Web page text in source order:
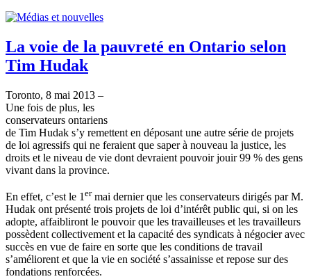
La voie de la pauvreté en Ontario selon
Tim Hudak
Toronto, 8 mai 2013 –
Une fois de plus, les
conservateurs ontariens
de Tim Hudak s’y remettent en déposant une autre série de projets
de loi agressifs qui ne feraient que saper à nouveau la justice, les
droits et le niveau de vie dont devraient pouvoir jouir 99 % des gens
vivant dans la province.
En effet, c’est le 1 ermai dernier que les conservateurs dirigés par M.
Hudak ont présenté trois projets de loi d’intérêt public qui, si on les
adopte, affaibliront le pouvoir que les travailleuses et les travailleurs
possèdent collectivement et la capacité des syndicats à négocier avec
succès en vue de faire en sorte que les conditions de travail
s’améliorent et que la vie en société s’assainisse et repose sur des
fondations renforcées.